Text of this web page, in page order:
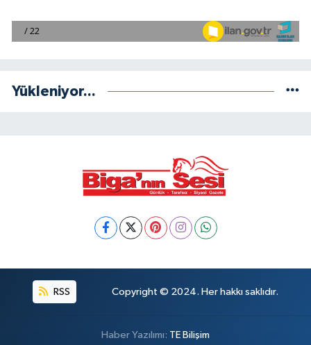
Yükleniyor...
RSS Copyright © 2024. Her hakkı saklıdır.
Haber Yazılımı: TE Bilişim